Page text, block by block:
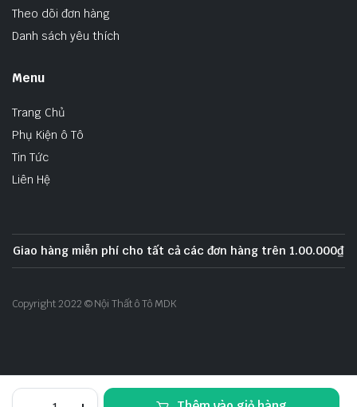
Theo dõi đơn hàng
Danh sách yêu thích
Menu
Trang Chủ
Phụ Kiện ô Tô
Tin Tức
Liên Hệ
Giao hàng miễn phí cho tất cả các đơn hàng trên 1.00.000₫
Copyright 2022 © Nội Thất ô Tô MDK